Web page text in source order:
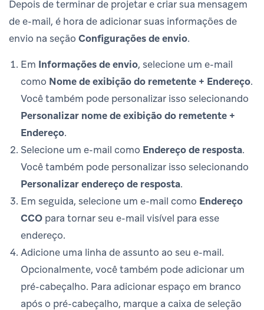
Depois de terminar de projetar e criar sua mensagem
de e-mail, é hora de adicionar suas informações de
envio na seção Configurações de envio.
Em Informações de envio, selecione um e-mail
como Nome de exibição do remetente + Endereço.
Você também pode personalizar isso selecionando
Personalizar nome de exibição do remetente +
Endereço.
Selecione um e-mail como Endereço de resposta.
Você também pode personalizar isso selecionando
Personalizar endereço de resposta.
Em seguida, selecione um e-mail como Endereço
CCO para tornar seu e-mail visível para esse
endereço.
Adicione uma linha de assunto ao seu e-mail.
Opcionalmente, você também pode adicionar um
pré-cabeçalho. Para adicionar espaço em branco
após o pré-cabeçalho, marque a caixa de seleção